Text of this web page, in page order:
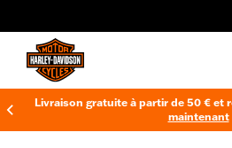
Livraison gratuite à partir de 50 € et
maintenant